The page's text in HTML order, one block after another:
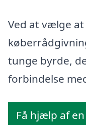
Ved at vælge
tunge byrde,
forbindelse
Få hjælp af